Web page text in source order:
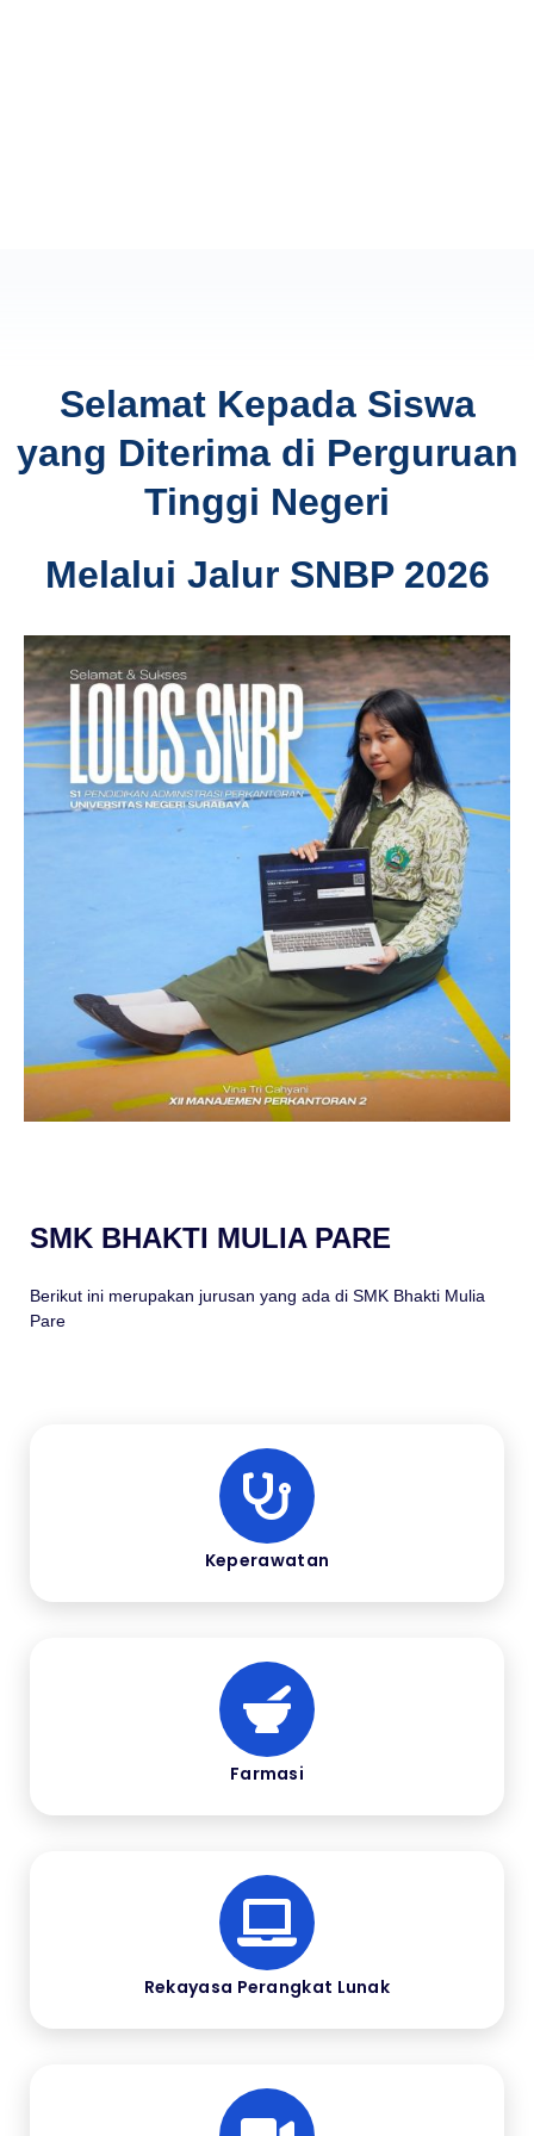
Selamat Kepada Siswa
yang Diterima di Perguruan
Tinggi Negeri
Melalui Jalur SNBP 2026
SMK BHAKTI MULIA PARE
Berikut ini merupakan jurusan yang ada di SMK Bhakti Mulia
Pare
Keperawatan
Farmasi
Rekayasa Perangkat Lunak